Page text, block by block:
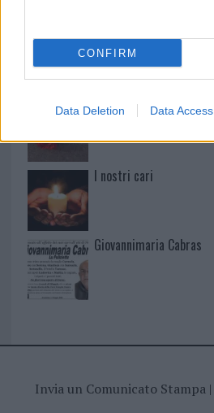
CONFIRM
Data Deletion Data Access
I nostri cari
I nostri cari
I nostri cari
Giovannimaria Cabras
Invia un Comunicato Stampa|